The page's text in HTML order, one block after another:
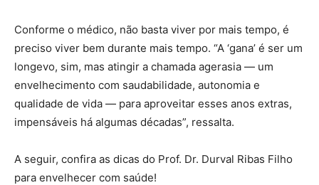
Conforme o médico, não basta viver por mais tempo, é
preciso viver bem durante mais tempo. “A ‘gana’ é ser um
longevo, sim, mas atingir a chamada agerasia — um
envelhecimento com saudabilidade, autonomia e
qualidade de vida — para aproveitar esses anos extras,
impensáveis há algumas décadas”, ressalta.
A seguir, confira as dicas do Prof. Dr. Durval Ribas Filho
para envelhecer com saúde!